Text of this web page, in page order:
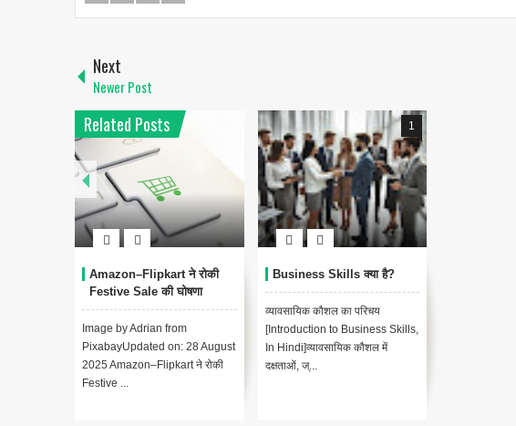
Next
Newer Post
Related Posts
Amazon–Flipkart ने रोकी
Festive Sale की घोषणा
Image by Adrian from
PixabayUpdated on: 28 August
2025 Amazon–Flipkart ने रोकी
Festive ...
1
Business Skills क्या है?
व्यावसायिक कौशल का परिचय
[Introduction to Business Skills,
In Hindi]व्यावसायिक कौशल में
दक्षताओं, ज्...